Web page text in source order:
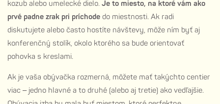
kozub alebo umelecké dielo. Je to miesto, na ktoré vám ako
prvé padne zrak pri príchode do miestnosti. Ak radi
diskutujete alebo často hostíte návštevy, môže ním byť aj
konferenčný stolík, okolo ktorého sa bude orientovať
pohovka s kreslami.
Ak je vaša obývačka rozmerná, môžete mať takýchto centier
viac – jedno hlavné a to druhé (alebo aj tretie) ako vedľajšie.